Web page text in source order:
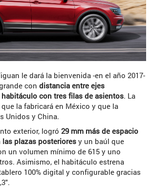
le dará la bienvenida -en el año 2017-
con distancia entre ejes
con tres filas de asientos. La
la fabricará en México y que la
Unidos y China.
exterior, logró 29 mm más de espacio
plazas posteriores y un baúl que
un volumen mínimo de 615 y uno
Asimismo, el habitáculo estrena
100% digital y configurable gracias